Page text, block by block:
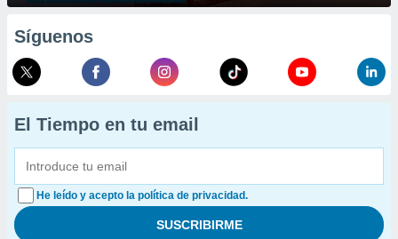
Síguenos
El Tiempo en tu email
He leído y acepto la política de privacidad.